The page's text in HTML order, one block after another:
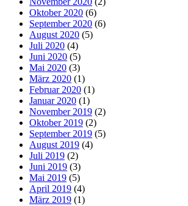
Oktober 2020 (6)
September 2020 (6)
August 2020 (5)
Juli 2020 (4)
Juni 2020 (5)
Mai 2020 (3)
März 2020 (1)
Februar 2020 (1)
Januar 2020 (1)
November 2019 (2)
Oktober 2019 (2)
September 2019 (5)
August 2019 (4)
Juli 2019 (2)
Juni 2019 (3)
Mai 2019 (5)
April 2019 (4)
März 2019 (1)